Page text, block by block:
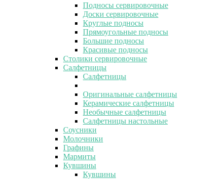
Подносы сервировочные
Доски сервировочные
Круглые подносы
Прямоугольные подносы
Большие подносы
Красивые подносы
Столики сервировочные
Салфетницы
Салфетницы
Оригинальные салфетницы
Керамические салфетницы
Необычные салфетницы
Салфетницы настольные
Соусники
Молочники
Графины
Мармиты
Кувшины
Кувшины